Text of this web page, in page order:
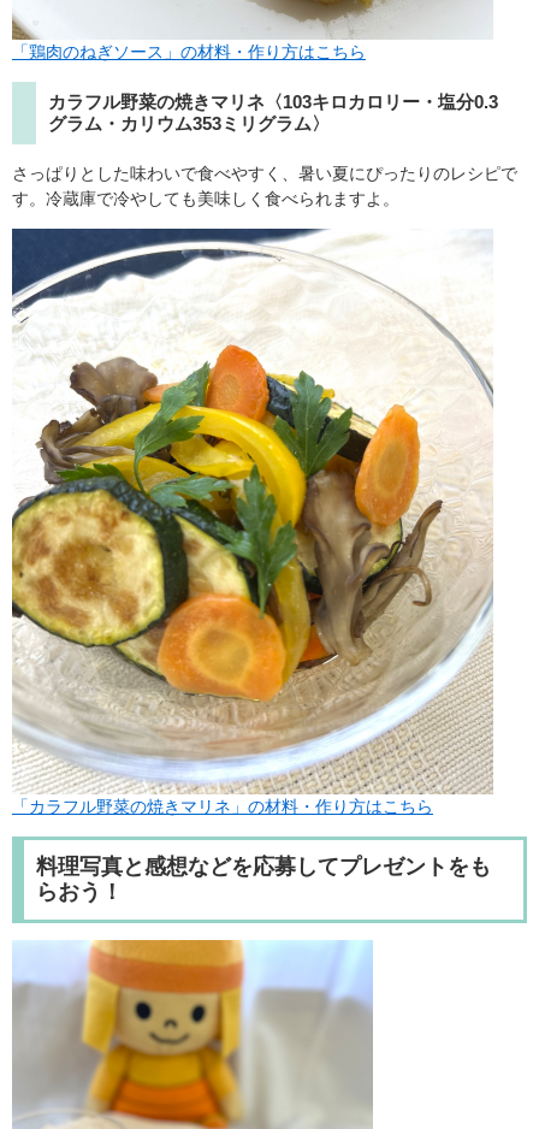
「鶏肉のねぎソース」の材料・作り方はこちら
カラフル野菜の焼きマリネ〈103キロカロリー・塩分0.3
グラム・カリウム353ミリグラム〉
さっぱりとした味わいで食べやすく、暑い夏にぴったりのレシピで
す。冷蔵庫で冷やしても美味しく食べられますよ。
「カラフル野菜の焼きマリネ」の材料・作り方はこちら​
料理写真と感想などを応募してプレゼントをも
らおう！